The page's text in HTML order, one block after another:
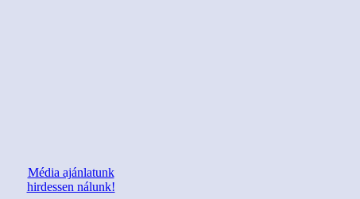
Média ajánlatunk
hirdessen nálunk!